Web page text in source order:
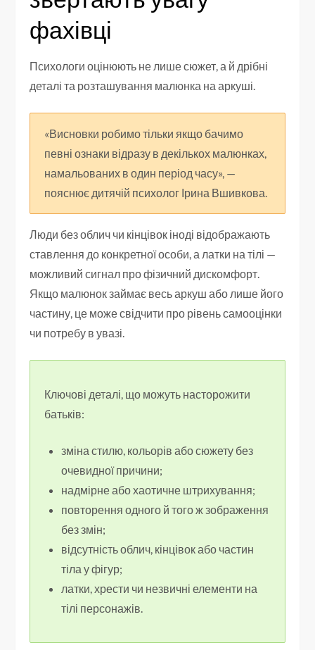
фахівці
Психологи оцінюють не лише сюжет, а й дрібні
деталі та розташування малюнка на аркуші.
«Висновки робимо тільки якщо бачимо
певні ознаки відразу в декількох малюнках,
намальованих в один період часу», —
пояснює дитячій психолог Ірина Вшивкова.
Люди без облич чи кінцівок іноді відображають
ставлення до конкретної особи, а латки на тілі —
можливий сигнал про фізичний дискомфорт.
Якщо малюнок займає весь аркуш або лише його
частину, це може свідчити про рівень самооцінки
чи потребу в увазі.
Ключові деталі, що можуть насторожити
батьків:
зміна стилю, кольорів або сюжету без
очевидної причини;
надмірне або хаотичне штрихування;
повторення одного й того ж зображення
без змін;
відсутність облич, кінцівок або частин
тіла у фігур;
латки, хрести чи незвичні елементи на
тілі персонажів.